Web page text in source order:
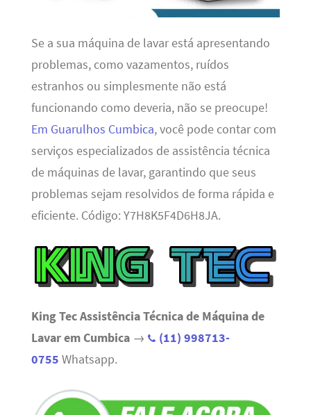
Se a sua máquina de lavar está apresentando
problemas, como vazamentos, ruídos
estranhos ou simplesmente não está
funcionando como deveria, não se preocupe!
Em Guarulhos Cumbica, você pode contar com
serviços especializados de assistência técnica
de máquinas de lavar, garantindo que seus
problemas sejam resolvidos de forma rápida e
eficiente. Código: Y7H8K5F4D6H8JA.
King Tec Assistência Técnica de Máquina de
Lavar em Cumbica→
(11) 998713-
0755 Whatsapp.